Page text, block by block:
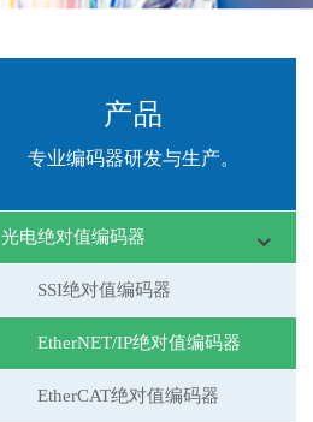
重载型绝对编码器
重载型增量编码器
增量重载编码器+超速开关
无轴承编码器
角度传感器
产品
专业编码器研发与生产。
光电绝对值编码器
SSI绝对值编码器
EtherNET/IP绝对值编码器
EtherCAT绝对值编码器